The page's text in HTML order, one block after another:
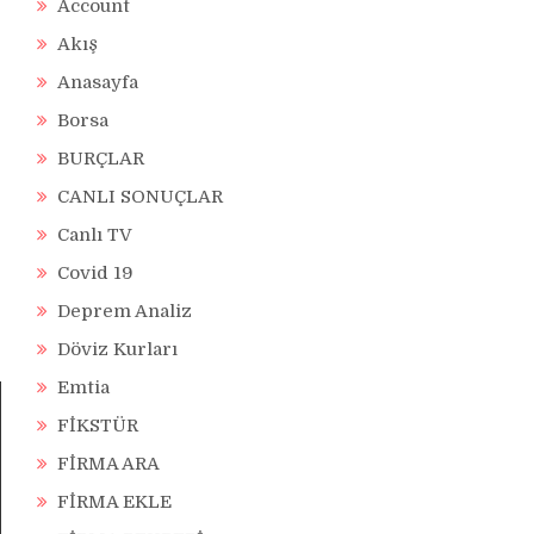
Account
Akış
Anasayfa
Borsa
BURÇLAR
CANLI SONUÇLAR
Canlı TV
Covid 19
Deprem Analiz
Döviz Kurları
Emtia
FİKSTÜR
FİRMA ARA
FİRMA EKLE